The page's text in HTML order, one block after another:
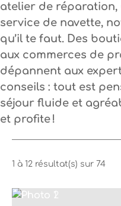
atelier de
service de navette,
qu’il te faut. Des
aux commerces de
dépannent aux
conseils : tout est
séjour fluide et
et profite !
1 à 12 résultat(s) sur 74
Photo 1, © Chocolaterie
Photo 2, © Pierre Chauvet